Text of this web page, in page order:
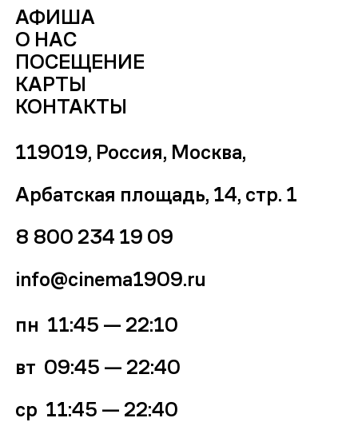
АФИША
О НАС
ПОСЕЩЕНИЕ
КАРТЫ
КОНТАКТЫ
119019, Россия, Москва,
Арбатская площадь, 14, стр. 1
8 800 234 19 09
info@cinema1909.ru
пн 11:45 — 22:10
вт 09:45 —22:40
ср 11:45 — 22:40